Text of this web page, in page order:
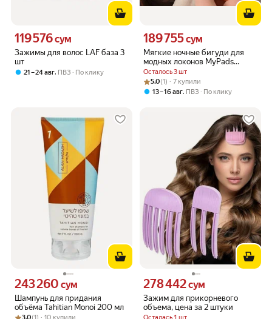
Зажимы для волос LAF база 3
шт
Цена 119576 сум вместо
119 576сум
21 – 24 авг, ПВЗ По клику
Мягкие ночные бигуди для
модных локонов MyPads
Y591985, не портят волосы, не
давят на голову, выполнены в
виде осьминога, позволяет
Осталось 3 шт
Цена 189755 сум вместо
189 755сум
Рейтинг товара: 5.0 из 5
Оценок: (1) · 7 купили
5.0(1) · 7 купили
13 – 16 авг, ПВЗ По клику
Шампунь для придания
объёма Tahitian Monoi 200 мл
Цена 243260 сум вместо
243 260 сум
Рейтинг товара: 3.0 из 5
Оценок: (1) · 10 купили
Зажим для прикорневого
объема, цена за 2 штуки
Цена 278442 сум вместо
278 442сум